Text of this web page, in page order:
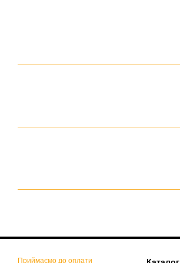
Приймаємо до оплати